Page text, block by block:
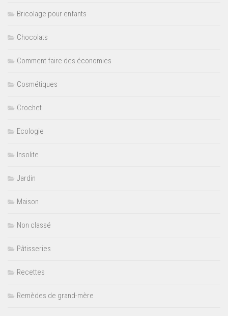
Bricolage pour enfants
Chocolats
Comment faire des économies
Cosmétiques
Crochet
Ecologie
Insolite
Jardin
Maison
Non classé
Pâtisseries
Recettes
Remèdes de grand-mère